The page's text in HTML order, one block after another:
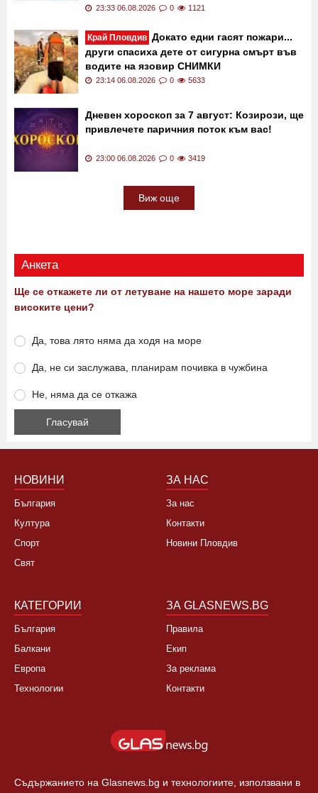
23:33 06.08.2026 0 1121
Край Пловдив Докато едни гасят пожари...
други спасиха дете от сигурна смърт във
водите на язовир СНИМКИ
23:14 06.08.2026 0 5633
Дневен хороскоп за 7 август: Козирози, ще
привлечете паричния поток към вас!
23:00 06.08.2026 0 3419
Виж още
Анкета
Ще се откажете ли от летуване на нашето море заради
високите цени?
Да, това лято няма да ходя на море
Да, не си заслужава, планирам почивка в чужбина
Не, няма да се откажа
НОВИНИ
България
Култура
Спорт
Свят
ЗА НАС
За нас
Контакти
Новини Пловдив
КАТЕГОРИИ
България
Балкани
Европа
Технологии
ЗА GLASNEWS.BG
Правила
Екип
За реклама
Контакти
Съдържанието на Glasnews.bg и технологиите, използвани в